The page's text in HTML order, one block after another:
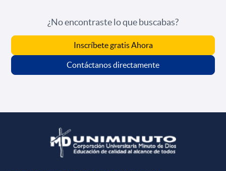
¿No encontraste lo que buscabas?
Inscríbete gratis Ahora
Contáctanos directamente